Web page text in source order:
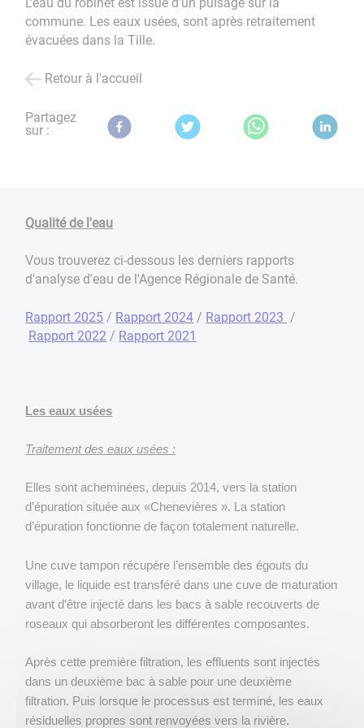
L'eau du robinet est issue d'un puisage sur la
commune. Les eaux usées, sont après retraitement
évacuées dans la Tille.
Retour à l'accueil
Partagez
sur :
Qualité de l'eau
Vous trouverez ci-dessous les derniers rapports
d'analyse d'eau de l'Agence Régionale de Santé.
Rapport 2025 / Rapport 2024 / Rapport 2023 /
Rapport 2022 / Rapport 2021
Les eaux usées
Traitement des eaux usées :
Elles sont acheminées, depuis 2014, vers la station
d’épuration située aux «Chenevières ». La station
d’épuration fonctionne de façon totalement naturelle.
Une cuve tampon récupère l’ensemble des égouts du
village, le liquide est transféré dans une cuve de maturation
avant d’être injecté dans les bacs à sable recouverts de
roseaux qui absorberont les différentes composantes.
Après cette première filtration, les effluents sont injectés
dans un deuxième bac à sable pour une deuxième
filtration. Puis lorsque le processus est terminé, les eaux
résiduelles propres sont renvoyées vers la rivière.